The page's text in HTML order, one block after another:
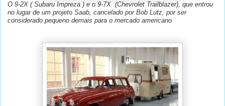
O 9-2X ( Subaru Impreza ) e o 9-7X (Chevrolet Trailblazer), que entrou
no lugar de um projeto Saab, cancelado por Bob Lutz, por ser
considerado pequeno demais para o mercado americano